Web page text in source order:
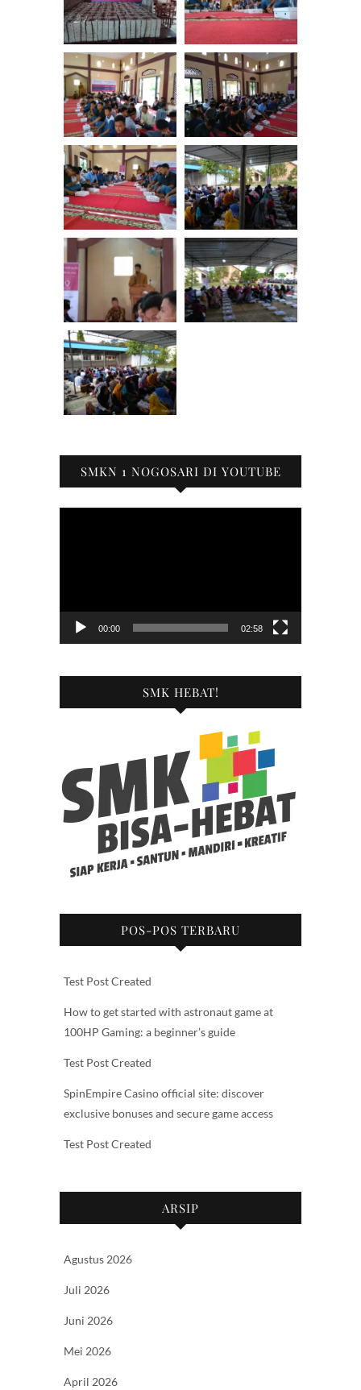
SMKN 1 NOGOSARI DI YOUTUBE
00:00 02:58
SMK HEBAT!
POS-POS TERBARU
Test Post Created
How to get started with astronaut game at
100HP Gaming: a beginner’s guide
Test Post Created
SpinEmpire Casino official site: discover
exclusive bonuses and secure game access
Test Post Created
ARSIP
Agustus 2026
Juli 2026
Juni 2026
Mei 2026
April 2026